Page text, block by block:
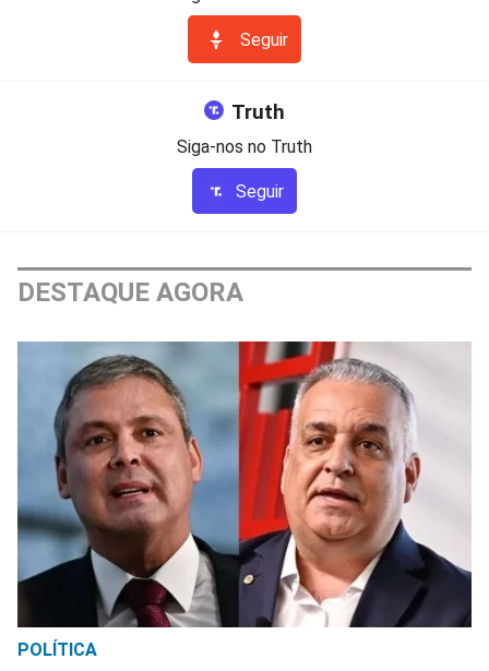
Seguir
Truth
Siga-nos no Truth
Seguir
DESTAQUE AGORA
POLÍTICA